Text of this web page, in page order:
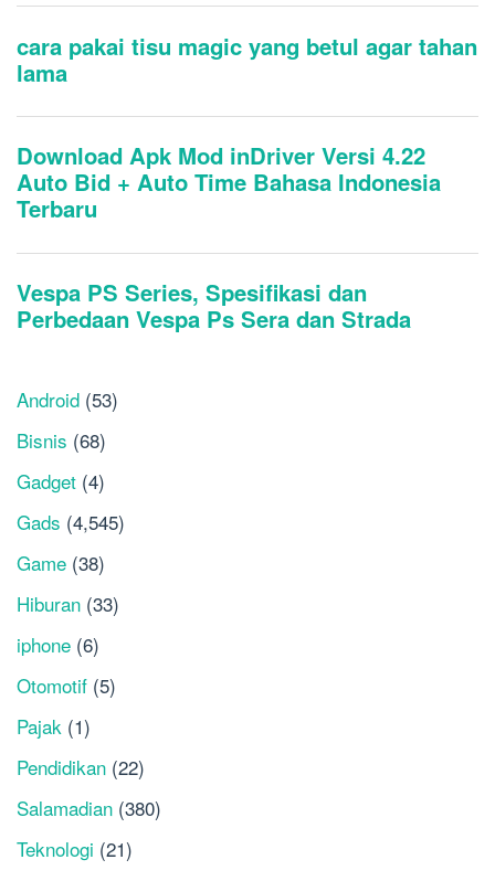
Android (53)
Bisnis (68)
Gadget (4)
Gads (4,545)
Game (38)
Hiburan (33)
iphone (6)
Otomotif (5)
Pajak (1)
Pendidikan (22)
Salamadian (380)
Teknologi (21)